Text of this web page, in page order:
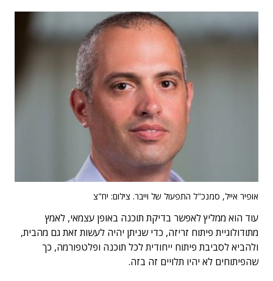
אופיר אייל, סמנכ"ל התפעול של וייבר. צילום: יח"צ
עוד הוא ממליץ לאפשר בדיקת תוכנה באופן עצמאי, לאמץ
מתודולוגיית פיתוח זריזה, כדי שניתן יהיה לעשות זאת גם מהבית,
ולהביא לסביבת פיתוח ייחודית לכל תוכנה ופלטפורמה, כך
שהפיתוחים לא יהיו תלויים זה בזה.